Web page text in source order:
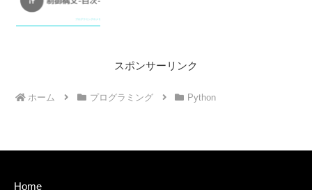
スポンサーリンク
ホーム プログラミング Python
Home